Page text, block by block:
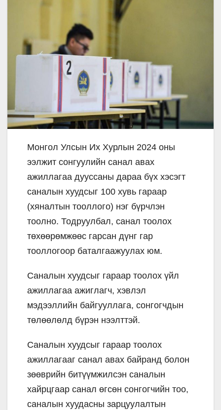
Монгол Улсын Их Хурлын 2024 оны
ээлжит сонгуулийн санал авах
ажиллагаа дууссаны дараа бүх хэсэгт
саналын хуудсыг 100 хувь гараар
(хяналтын тооллого) нэг бүрчлэн
тоолно. Тодруулбал, санал тоолох
төхөөрөмжөөс гарсан дүнг гар
тооллогоор баталгаажуулах юм.
Саналын хуудсыг гараар тоолох үйл
ажиллагаа ажиглагч, хэвлэл
мэдээллийн байгууллага, сонгогчдын
төлөөлөлд бүрэн нээлттэй.
Саналын хуудсыг гараар тоолох
ажиллагааг санал авах байранд болон
зөөврийн битүүмжилсэн саналын
хайрцгаар санал өгсөн сонгогчийн тоо,
саналын хуудасны зарцуулалтын